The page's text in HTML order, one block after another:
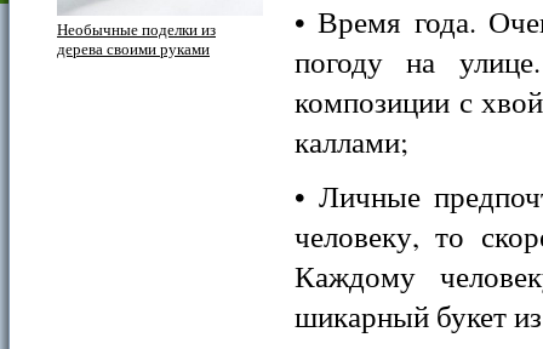
Необычные поделки из
дерева своими руками
• Время года.
погоду на
композиции с
каллами;
• Личные
человеку, то
Каждому
шикарный букет